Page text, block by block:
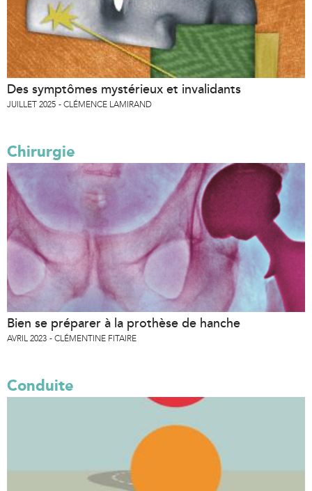
Des symptômes mystérieux et invalidants
JUILLET 2025 CLÉMENCE LAMIRAND
Chirurgie
Bien se préparer à la prothèse de hanche
AVRIL 2023 CLÉMENTINE FITAIRE
Conduite